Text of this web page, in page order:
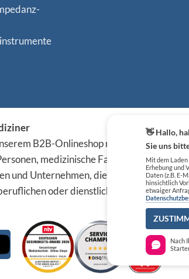
B2B-Onlineshop richten sich
medizinische Fachkreise,
und Unternehmen, die die
oder dienstlichen Tätigkeit
👋 Hallo,
Sie uns
Mit dem
Erhebung und
Daten (z.B. E-
hinsichtlich
etwaiger
Nach